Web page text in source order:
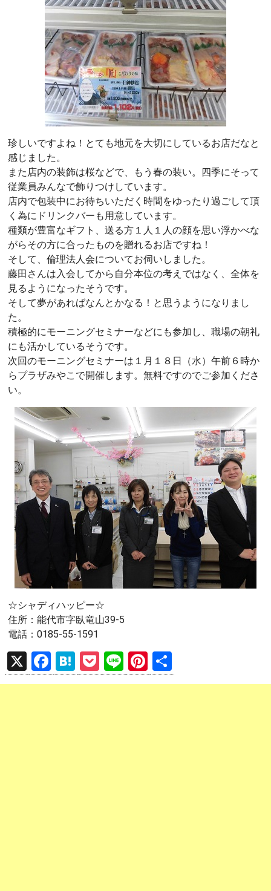
珍しいですよね！とても地元を大切にしているお店だなと
感じました。
また店内の装飾は桜などで、もう春の装い。四季にそって
従業員みんなで飾りつけしています。
店内で包装中にお待ちいただく時間をゆったり過ごして頂
く為にドリンクバーも用意しています。
種類が豊富なギフト、送る方１人１人の顔を思い浮かべな
がらその方に合ったものを贈れるお店ですね！
そして、倫理法人会についてお伺いしました。
藤田さんは入会してから自分本位の考えではなく、全体を
見るようになったそうです。
そして夢があればなんとかなる！と思うようになりまし
た。
積極的にモーニングセミナーなどにも参加し、職場の朝礼
にも活かしているそうです。
次回のモーニングセミナーは１月１８日（水）午前６時か
らプラザみやこで開催します。無料ですのでご参加くださ
い。
☆シャディハッピー☆
住所：能代市字臥竜山39-5
電話：0185-55-1591
X
F
a
H
at
P
o
Li
n
Pi
nt 有